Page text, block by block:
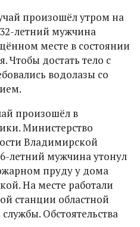
произошёл утром на
летний мужчина
месте в состоянии
Чтобы достать тело с
водолазы со
произошёл в
Министерство
Владимирской
летний мужчина утонул
пруду у дома
На месте работали
станции областной
Обстоятельства